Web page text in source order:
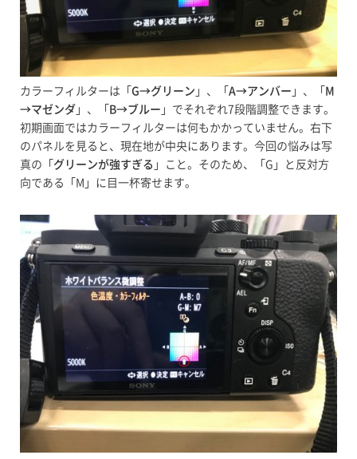
カラーフィルターは「 G→グリーン 」、「 A→アンバー 」、「 M
→マゼンダ 」、「 B→ブルー 」でそれぞれ7段階調整できます。
初期画面ではカラーフィルターは何もかかっていません。右下
のパネルを見ると、現在地が中央にあります。今回の悩みは写
真の「 グリーンが強すぎる 」こと。そのため、「G」と反対方
向である「M」に目一杯寄せます。